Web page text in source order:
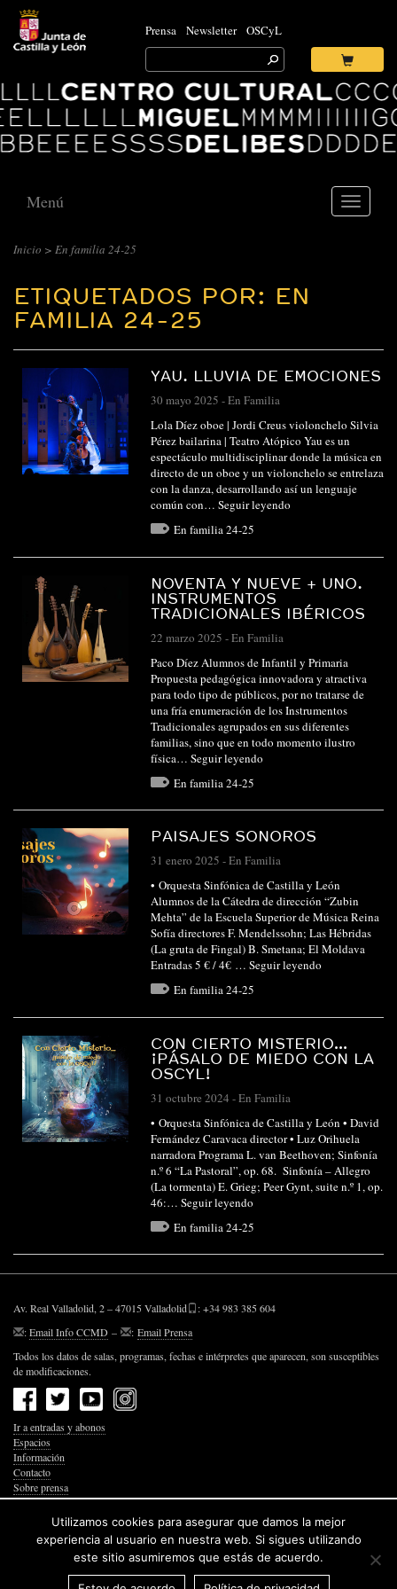
Prensa Newsletter OSCyL
Search
for:
Ok
Centro
Cultural
Miguel
Delibes
Toggle
Menú
Inicio > En familia 24-25
ETIQUETADOS POR: EN
FAMILIA 24-25
YAU. LLUVIA DE EMOCIONES
30 mayo 2025 -En Familia
Lola Díez oboe | Jordi Creus violonchelo Silvia
Pérez bailarina | Teatro Atópico Yau es un
espectáculo multidisciplinar donde la música en
directo de un oboe y un violonchelo se entrelaza
con la danza, desarrollando así un lenguaje
común con… Seguir leyendo
En familia 24-25
NOVENTA Y NUEVE + UNO.
INSTRUMENTOS
TRADICIONALES IBÉRICOS
22 marzo 2025 -En Familia
Paco Díez Alumnos de Infantil y Primaria
Propuesta pedagógica innovadora y atractiva
para todo tipo de públicos, por no tratarse de
una fría enumeración de los Instrumentos
Tradicionales agrupados en sus diferentes
familias, sino que en todo momento ilustro
física… Seguir leyendo
En familia 24-25
PAISAJES SONOROS
31 enero 2025 -En Familia
• Orquesta Sinfónica de Castilla y León
Alumnos de la Cátedra de dirección “Zubin
Mehta” de la Escuela Superior de Música Reina
Sofía directores F. Mendelssohn; Las Hébridas
(La gruta de Fingal) B. Smetana; El Moldava
Entradas 5 € / 4€ … Seguir leyendo
En familia 24-25
CON CIERTO MISTERIO…
¡PÁSALO DE MIEDO CON LA
OSCYL!
31 octubre 2024 -En Familia
• Orquesta Sinfónica de Castilla y León • David
Fernández Caravaca director • Luz Orihuela
narradora Programa L. van Beethoven; Sinfonía
n.º 6 “La Pastoral”, op. 68. Sinfonía – Allegro
(La tormenta) E. Grieg; Peer Gynt, suite n.º 1, op.
46:… Seguir leyendo
En familia 24-25
Av. Real Valladolid, 2 – 47015 Valladolid
: +34 983 385 604
:Email Info CCMD – : Email Prensa
Todos los datos de salas, programas, fechas e intérpretes que aparecen, son susceptibles
de modificaciones.
Ir a entradas y abonos
Espacios
Información
Contacto
Sobre prensa
Política de Privacidad
Política de Cookies
Accesibilidad Web
Utilizamos cookies para asegurar que damos la mejor
experiencia al usuario en nuestra web. Si sigues utilizando
este sitio asumiremos que estás de acuerdo.